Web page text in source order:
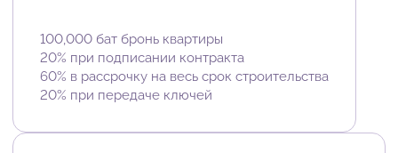
100,000 бат бронь квартиры
20% при подписании контракта
60% в рассрочку на весь срок строительства
20% при передаче ключей